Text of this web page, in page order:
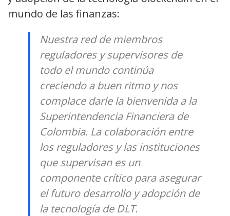
mundo de las finanzas:
Nuestra red de miembros
reguladores y supervisores de
todo el mundo continúa
creciendo a buen ritmo y nos
complace darle la bienvenida a la
Superintendencia Financiera de
Colombia. La colaboración entre
los reguladores y las instituciones
que supervisan es un
componente crítico para asegurar
el futuro desarrollo y adopción de
la tecnología de DLT.